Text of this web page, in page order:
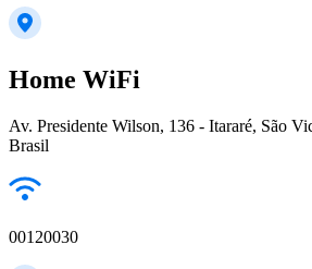
Home WiFi
Av. Presidente Wilson, 136 - Itararé, São
Brasil
00120030